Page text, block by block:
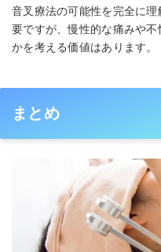
音叉療法の可能性を完全に
要ですが、慢性的な痛みや
かを考える価値はあります。
まとめ